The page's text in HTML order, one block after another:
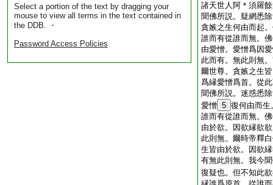
Select a portion of the text by dragging your
mouse to view all terms in the text contained in
the DDB. ・
Password Access Policies
諸天世人阿＊須羅
聞佛所説。疑網悉
貪嫉之生何由而起
誰而有從誰而無。
由愛憎。愛憎爲因
此而有。無此則無
爾世尊。貪嫉之生
爲縁愛憎爲首。從
聞佛所説。迷惑悉
愛憎 5 復何由而生
誰而有從誰而無。
由於欲。因欲縁欲
此則無。爾時帝釋
生皆由於欲。因欲
有無此則無。我今
復疑也。但不知此